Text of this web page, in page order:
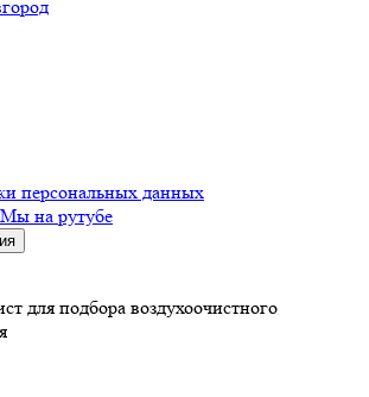
персональных данных
для подбора воздухоочистного